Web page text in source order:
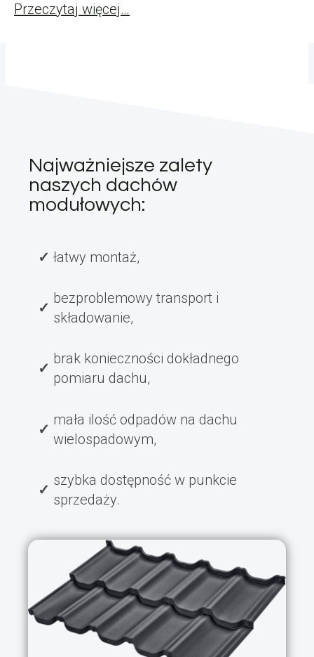
Przeczytaj więcej…
Najważniejsze zalety
naszych dachów
modułowych:
łatwy montaż,
bezproblemowy transport i
składowanie,
brak konieczności dokładnego
pomiaru dachu,
mała ilość odpadów na dachu
wielospadowym,
szybka dostępność w punkcie
sprzedaży.